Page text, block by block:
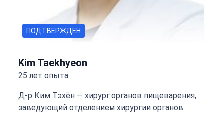
ПОДТВЕРЖДЕН
Kim Taekhyeon
25 лет опыта
Д-р Ким Тэхён — хирург органов пищеварения,
заведующий отделением хирургии органов